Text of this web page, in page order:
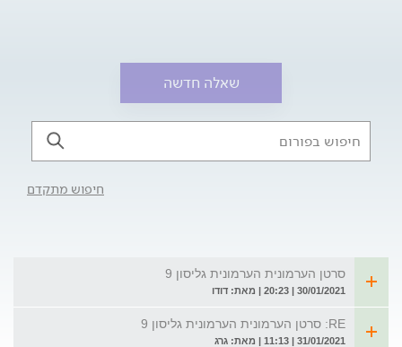
שאלה חדשה
חיפוש מתקדם
סרטן הערמונית הערמונית גליסון 9
30/01/2021 | 20:23 | מאת: דודו
RE: סרטן הערמונית הערמונית גליסון 9
31/01/2021 | 11:13 | מאת: גרג